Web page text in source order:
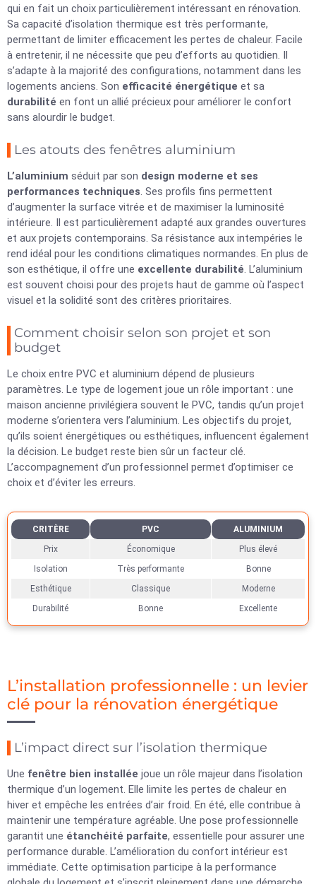
qui en fait un choix particulièrement intéressant en rénovation.
Sa capacité d’isolation thermique est très performante,
permettant de limiter efficacement les pertes de chaleur. Facile
à entretenir, il ne nécessite que peu d’efforts au quotidien. Il
s’adapte à la majorité des configurations, notamment dans les
logements anciens. Son efficacité énergétique et sa
durabilité en font un allié précieux pour améliorer le confort
sans alourdir le budget.
Les atouts des fenêtres aluminium
L’aluminium séduit par son design moderne et ses
performances techniques. Ses profils fins permettent
d’augmenter la surface vitrée et de maximiser la luminosité
intérieure. Il est particulièrement adapté aux grandes ouvertures
et aux projets contemporains. Sa résistance aux intempéries le
rend idéal pour les conditions climatiques normandes. En plus de
son esthétique, il offre une excellente durabilité. L’aluminium
est souvent choisi pour des projets haut de gamme où l’aspect
visuel et la solidité sont des critères prioritaires.
Comment choisir selon son projet et son
budget
Le choix entre PVC et aluminium dépend de plusieurs
paramètres. Le type de logement joue un rôle important : une
maison ancienne privilégiera souvent le PVC, tandis qu’un projet
moderne s’orientera vers l’aluminium. Les objectifs du projet,
qu’ils soient énergétiques ou esthétiques, influencent également
la décision. Le budget reste bien sûr un facteur clé.
L’accompagnement d’un professionnel permet d’optimiser ce
choix et d’éviter les erreurs.
CRITÈRE PVC
ALUMINIUM
Prix
Économique
Plus élevé
Isolation
Très performante
Bonne
Esthétique
Classique
Moderne
Durabilité
Bonne Excellente
L’installation professionnelle : un levier
clé pour la rénovation énergétique
L’impact direct sur l’isolation thermique
Une fenêtre bien installée joue un rôle majeur dans l’isolation
thermique d’un logement. Elle limite les pertes de chaleur en
hiver et empêche les entrées d’air froid. En été, elle contribue à
maintenir une température agréable. Une pose professionnelle
garantit une étanchéité parfaite, essentielle pour assurer une
performance durable. L’amélioration du confort intérieur est
immédiate. Cette optimisation participe à la performance